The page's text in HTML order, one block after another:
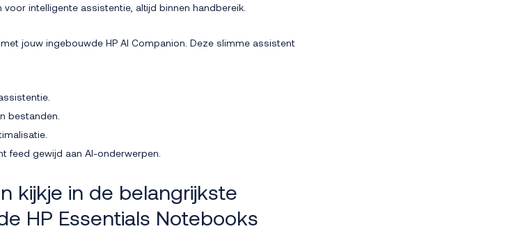
intelligente assistentie, altijd binnen handbereik.
jouw ingebouwde HP AI Companion. Deze slimme assistent
bestanden.
feed gewijd aan AI-onderwerpen.
kijkje in de belangrijkste
HP Essentials Notebooks